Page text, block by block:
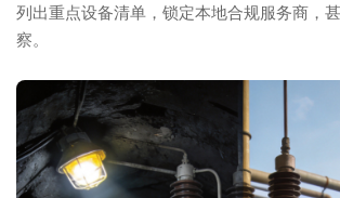
列出重点设备清单，锁定本地合规服务商，
察。